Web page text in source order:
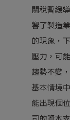
關稅暫緩
響了製造
的現象，
壓力，可
趨勢不變
基本情境
能出現個